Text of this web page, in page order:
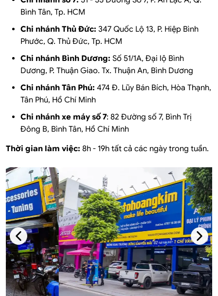
Bình Tân, Tp. HCM
Chi nhánh Thủ Đức: 347 Quốc Lộ 13, P. Hiệp Bình
Phước, Q. Thủ Đức, Tp. HCM
Chi nhánh Bình Dương: Số 51/1A, Đại lộ Bình
Dương, P. Thuận Giao. Tx. Thuận An, Bình Dương
Chi nhánh Tân Phú: 474 Đ. Lũy Bán Bích, Hòa Thạnh,
Tân Phú, Hồ Chí Minh
Chi nhánh xe máy số 7: 82 Đường số 7, Bình Trị
Đông B, Bình Tân, Hồ Chí Minh
Thời gian làm việc: 8h - 19h tất cả các ngày trong tuần.